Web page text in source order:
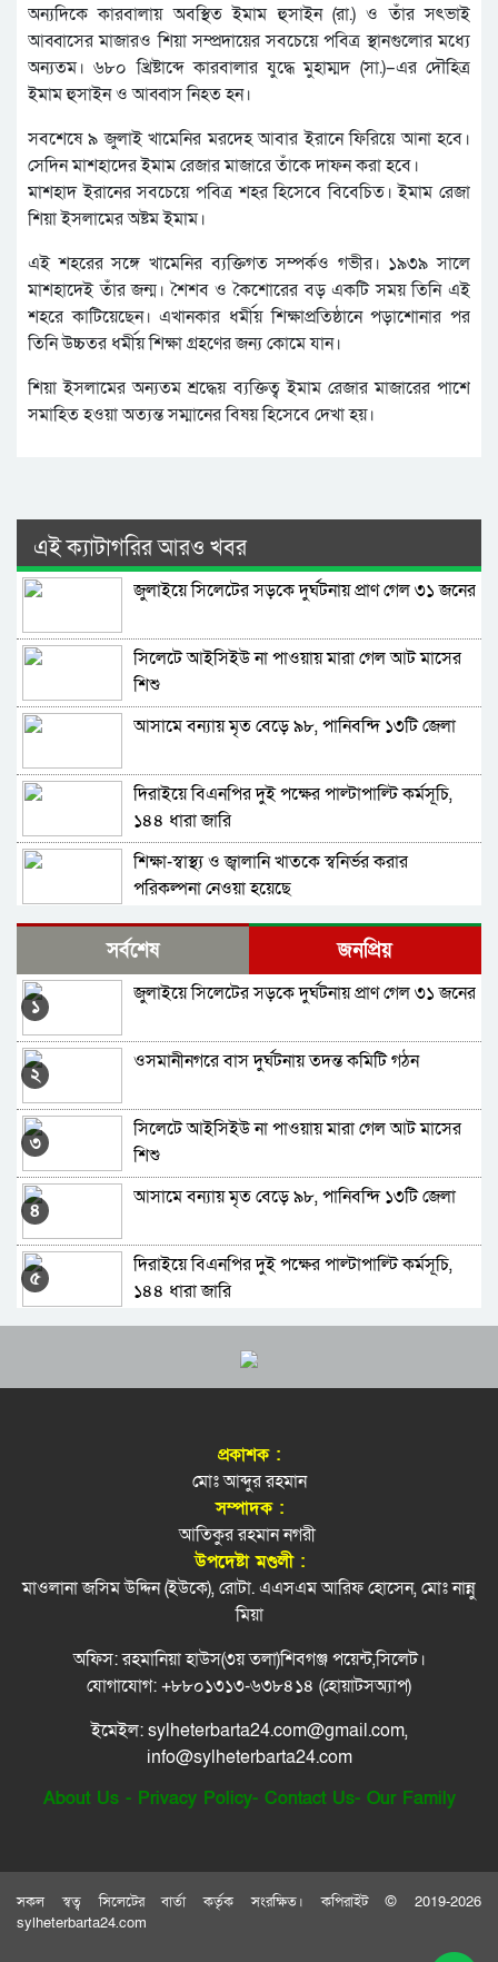
অন্যদিকে কারবালায় অবস্থিত ইমাম হুসাইন (রা.) ও তাঁর সৎভাই
আব্বাসের মাজারও শিয়া সম্প্রদায়ের সবচেয়ে পবিত্র স্থানগুলোর মধ্যে
অন্যতম। ৬৮০ খ্রিষ্টাব্দে কারবালার যুদ্ধে মুহাম্মদ (সা.)–এর দৌহিত্র
ইমাম হুসাইন ও আব্বাস নিহত হন।
সবশেষে ৯ জুলাই খামেনির মরদেহ আবার ইরানে ফিরিয়ে আনা হবে।
সেদিন মাশহাদের ইমাম রেজার মাজারে তাঁকে দাফন করা হবে।
মাশহাদ ইরানের সবচেয়ে পবিত্র শহর হিসেবে বিবেচিত। ইমাম রেজা
শিয়া ইসলামের অষ্টম ইমাম।
এই শহরের সঙ্গে খামেনির ব্যক্তিগত সম্পর্কও গভীর। ১৯৩৯ সালে
মাশহাদেই তাঁর জন্ম। শৈশব ও কৈশোরের বড় একটি সময় তিনি এই
শহরে কাটিয়েছেন। এখানকার ধর্মীয় শিক্ষাপ্রতিষ্ঠানে পড়াশোনার পর
তিনি উচ্চতর ধর্মীয় শিক্ষা গ্রহণের জন্য কোমে যান।
শিয়া ইসলামের অন্যতম শ্রদ্ধেয় ব্যক্তিত্ব ইমাম রেজার মাজারের পাশে
সমাহিত হওয়া অত্যন্ত সম্মানের বিষয় হিসেবে দেখা হয়।
এই ক্যাটাগরির আরও খবর
জুলাইয়ে সিলেটের সড়কে দুর্ঘটনায় প্রাণ গেল ৩১ জনের
সিলেটে আইসিইউ না পাওয়ায় মারা গেল আট মাসের
শিশু
আসামে বন্যায় মৃত বেড়ে ৯৮, পানিবন্দি ১৩টি জেলা
দিরাইয়ে বিএনপির দুই পক্ষের পাল্টাপাল্টি কর্মসূচি,
১৪৪ ধারা জারি
শিক্ষা-স্বাস্থ্য ও জ্বালানি খাতকে স্বনির্ভর করার
পরিকল্পনা নেওয়া হয়েছে
আগস্টে আবারও টানা ৪ দিনের ছুটি যারা পাবেন
গোপন বন্দিশালায় নির্যাতন করা হয় তারেক রহমানকে:
তারেক রহমানকে গোপন বন্দিশালায় নির্যাতন করা হয় :
যুক্তরাষ্ট্রে তৈরি পোশাক রপ্তানিতে এগিয়ে বাংলাদেশ
সারা দেশে বোমা হামলার আশঙ্কা, পুলিশকে সতর্ক
থাকার নির্দেশ
তুরস্ক, সৌদি আরব ও পাকিস্তানের যৌথ প্রতিরক্ষা চুক্তি
বাউলশিল্পী পেহেলি ভৈরবীর জীবনের শেষ যাত্রা
সিলেটে ভয়াবহ দুর্ঘটনা, শিশুসহ নিহত ৮
জুলাইয়ে ‘গণহত্যার নির্দেশনা ও ষড়যন্ত্র’: ১৪ জনের
কল রেকর্ড ট্রাইব্যুনালে
সর্বশেষ জনপ্রিয়
১
জুলাইয়ে সিলেটের সড়কে দুর্ঘটনায় প্রাণ গেল ৩১ জনের
২
ওসমানীনগরে বাস দুর্ঘটনায় তদন্ত কমিটি গঠন
৩
সিলেটে আইসিইউ না পাওয়ায় মারা গেল আট মাসের
শিশু
৪
আসামে বন্যায় মৃত বেড়ে ৯৮, পানিবন্দি ১৩টি জেলা
৫
দিরাইয়ে বিএনপির দুই পক্ষের পাল্টাপাল্টি কর্মসূচি,
১৪৪ ধারা জারি
শিক্ষা-স্বাস্থ্য ও জ্বালানি খাতকে স্বনির্ভর করার
পরিকল্পনা নেওয়া হয়েছে
আগস্টে আবারও টানা ৪ দিনের ছুটি যারা পাবেন
গোপন বন্দিশালায় নির্যাতন করা হয় তারেক রহমানকে:
চিফ প্রসিকিউটর
তারেক রহমানকে গোপন বন্দিশালায় নির্যাতন করা হয় :
চিফ প্রসিকিউটর
যুক্তরাষ্ট্রে তৈরি পোশাক রপ্তানিতে এগিয়ে বাংলাদেশ
সারা দেশে বোমা হামলার আশঙ্কা, পুলিশকে সতর্ক
থাকার নির্দেশ
ডিসেম্বরের মধ্যে কৃষকদের পূর্ণাঙ্গ তালিকার নির্দেশ
প্রধানমন্ত্রীর
তুরস্ক, সৌদি আরব ও পাকিস্তানের যৌথ প্রতিরক্ষা চুক্তি
বাউলশিল্পী পেহেলি ভৈরবীর জীবনের শেষ যাত্রা
প্রকাশক :
মোঃ আব্দুর রহমান
সম্পাদক :
আতিকুর রহমান নগরী
উপদেষ্টা মণ্ডলী :
মাওলানা জসিম উদ্দিন (ইউকে), রোটা. এএসএম আরিফ হোসেন, মোঃ নান্নু
মিয়া
অফিস: রহমানিয়া হাউস(৩য় তলা)শিবগঞ্জ পয়েন্ট,সিলেট।
যোগাযোগ: +৮৮০১৩১৩-৬৩৮৪১৪ (হোয়াটসঅ্যাপ)
ইমেইল: sylheterbarta24.com@gmail.com,
info@sylheterbarta24.com
About Us- Privacy Policy- Contact Us- Our Family
সকল স্বত্ব সিলেটের বার্তা কর্তৃক সংরক্ষিত। কপিরাইট © 2019-2026
sylheterbarta24.com